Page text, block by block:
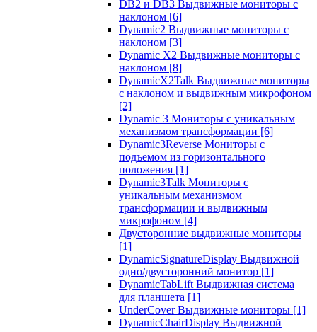
DB2 и DB3 Выдвижные мониторы с
наклоном [6]
Dynamic2 Выдвижные мониторы с
наклоном [3]
Dynamic X2 Выдвижные мониторы с
наклоном [8]
DynamicX2Talk Выдвижные мониторы
с наклоном и выдвижным микрофоном
[2]
Dynamic 3 Мониторы с уникальным
механизмом трансформации [6]
Dynamic3Reverse Мониторы с
подъемом из горизонтального
положения [1]
Dynamic3Talk Мониторы с
уникальным механизмом
трансформации и выдвижным
микрофоном [4]
Двусторонние выдвижные мониторы
[1]
DynamicSignatureDisplay Выдвижной
одно/двусторонний монитор [1]
DynamicTabLift Выдвижная система
для планшета [1]
UnderCover Выдвижные мониторы [1]
DynamicChairDisplay Выдвижной